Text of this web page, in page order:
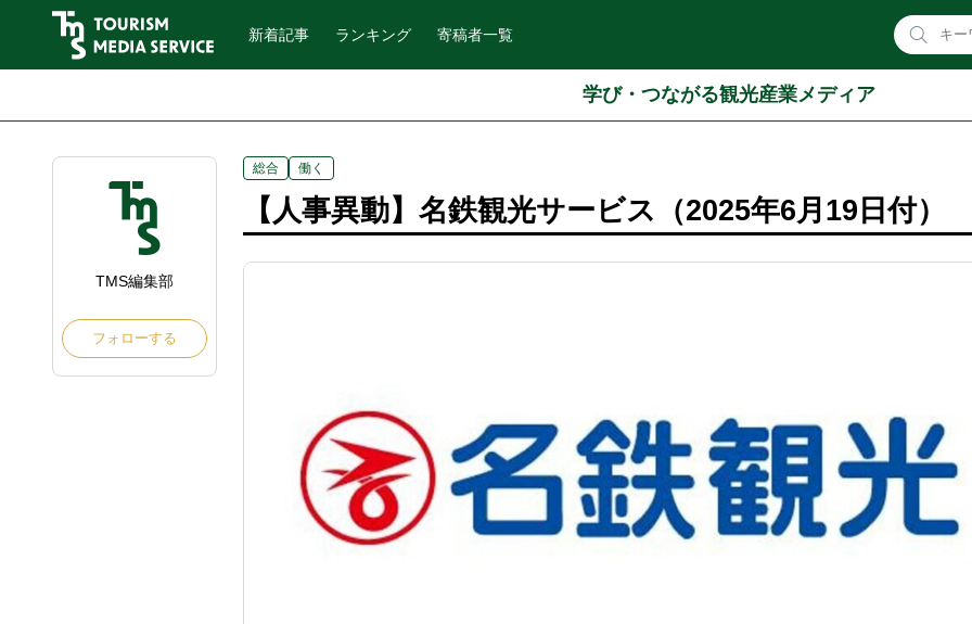
新着記事 ランキング 寄稿者一覧
学び・つながる観光産業メディア
TMS編集部
フォローする
総合 働く
【人事異動】名鉄観光サービス（2025年6月19日付）